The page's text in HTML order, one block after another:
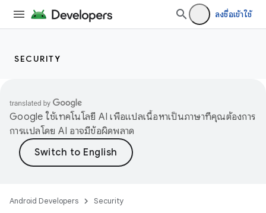
ลงชื่อเข้าใช้
SECURITY
Google ใช้เทคโนโลยี AI เพื่อแปลเนื้อหาเป็นภาษาที่คุณต้องการ
การแปลโดย AI อาจมีข้อผิดพลาด
Android Developers Security